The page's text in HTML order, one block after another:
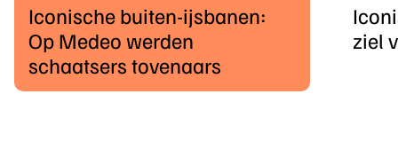
Iconische buiten-ijsbanen:
Op Medeo werden
schaatsers tovenaars
ziel